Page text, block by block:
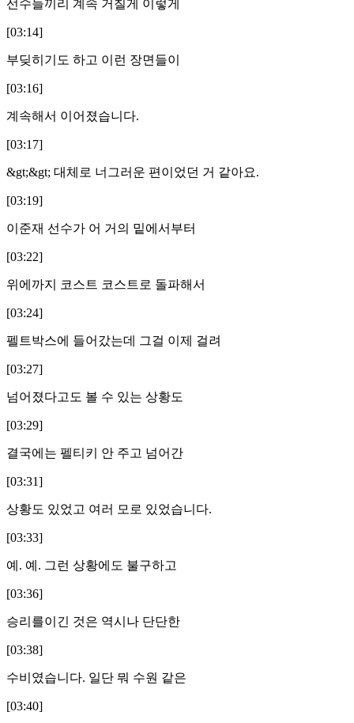
선수들끼리 계속 거칠게 이렇게
[03:14]
부딪히기도 하고 이런 장면들이
[03:16]
계속해서 이어졌습니다.
[03:17]
&gt;&gt; 대체로 너그러운 편이었던 거 같아요.
[03:19]
이준재 선수가 어 거의 밑에서부터
[03:22]
위에까지 코스트 코스트로 돌파해서
[03:24]
펠트박스에 들어갔는데 그걸 이제 걸려
[03:27]
넘어졌다고도 볼 수 있는 상황도
[03:29]
결국에는 펠티키 안 주고 넘어간
[03:31]
상황도 있었고 여러 모로 있었습니다.
[03:33]
예. 예. 그런 상황에도 불구하고
[03:36]
승리를이긴 것은 역시나 단단한
[03:38]
수비였습니다. 일단 뭐 수원 같은
[03:40]